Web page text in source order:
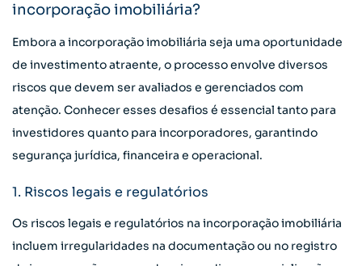
incorporação imobiliária?
Embora a incorporação imobiliária seja uma oportunidade
de investimento atraente, o processo envolve diversos
riscos que devem ser avaliados e gerenciados com
atenção. Conhecer esses desafios é essencial tanto para
investidores quanto para incorporadores, garantindo
segurança jurídica, financeira e operacional.
1. Riscos legais e regulatórios
Os riscos legais e regulatórios na incorporação imobiliária
incluem irregularidades na documentação ou no registro